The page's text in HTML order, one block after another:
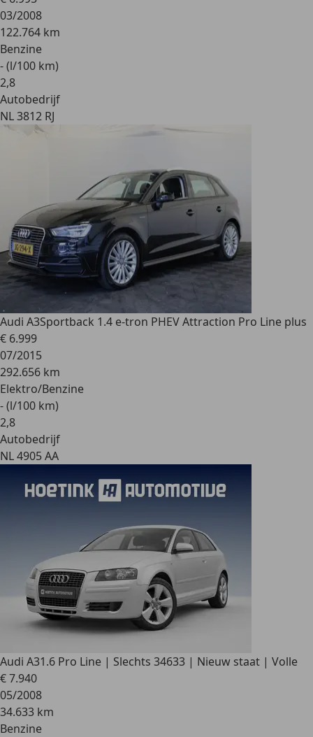
03/2008
122.764 km
Benzine
- (l/100 km)
2,8
Autobedrijf
NL 3812 RJ
Audi A3Sportback 1.4 e-tron PHEV Attraction Pro Line plus
€ 6.999
07/2015
292.656 km
Elektro/Benzine
- (l/100 km)
2,8
Autobedrijf
NL 4905 AA
Audi A31.6 Pro Line | Slechts 34633 | Nieuw staat | Volle
€ 7.940
05/2008
34.633 km
Benzine